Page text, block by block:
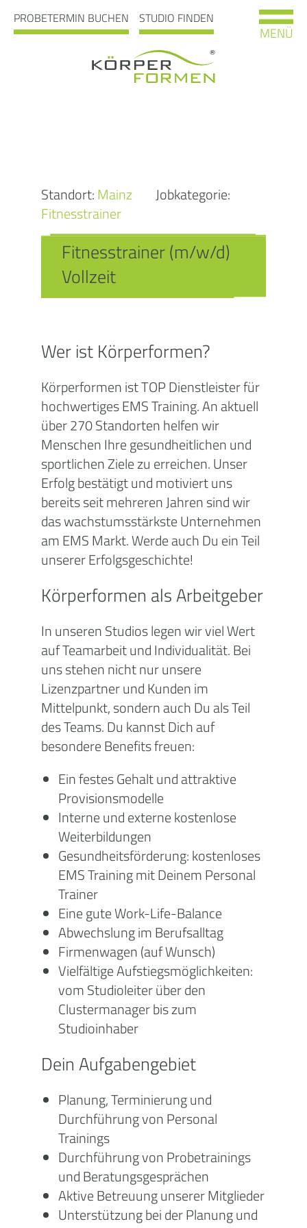
PROBETERMIN BUCHEN STUDIO FINDEN
MENÜ
Standort:Mainz
Jobkategorie:
Fitnesstrainer
Fitnesstrainer (m/w/d)
Vollzeit
Wer ist Körperformen?
Körperformen ist TOP Dienstleister für
hochwertiges EMS Training. An aktuell
über 270 Standorten helfen wir
Menschen Ihre gesundheitlichen und
sportlichen Ziele zu erreichen. Unser
Erfolg bestätigt und motiviert uns
bereits seit mehreren Jahren sind wir
das wachstumsstärkste Unternehmen
am EMS Markt. Werde auch Du ein Teil
unserer Erfolgsgeschichte!
Körperformen als Arbeitgeber
In unseren Studios legen wir viel Wert
auf Teamarbeit und Individualität. Bei
uns stehen nicht nur unsere
Lizenzpartner und Kunden im
Mittelpunkt, sondern auch Du als Teil
des Teams. Du kannst Dich auf
besondere Benefits freuen:
Ein festes Gehalt und attraktive
Provisionsmodelle
Interne und externe kostenlose
Weiterbildungen
Gesundheitsförderung: kostenloses
EMS Training mit Deinem Personal
Trainer
Eine gute Work-Life-Balance
Abwechslung im Berufsalltag
Firmenwagen (auf Wunsch)
Vielfältige Aufstiegsmöglichkeiten:
vom Studioleiter über den
Clustermanager bis zum
Studioinhaber
Dein Aufgabengebiet
Planung, Terminierung und
Durchführung von Personal
Trainings
Durchführung von Probetrainings
und Beratungsgesprächen
Aktive Betreuung unserer Mitglieder
Unterstützung bei der Planung und